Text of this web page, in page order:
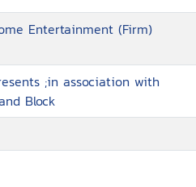
Entertainment (Firm)
;in association with
Block